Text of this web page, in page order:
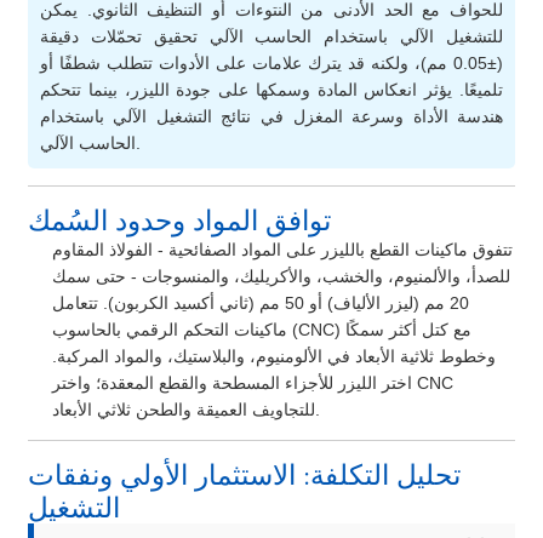
للحواف مع الحد الأدنى من النتوءات أو التنظيف الثانوي. يمكن
للتشغيل الآلي باستخدام الحاسب الآلي تحقيق تحمّلات دقيقة
(±0.05 مم)، ولكنه قد يترك علامات على الأدوات تتطلب شطفًا أو
تلميعًا. يؤثر انعكاس المادة وسمكها على جودة الليزر، بينما تتحكم
هندسة الأداة وسرعة المغزل في نتائج التشغيل الآلي باستخدام
الحاسب الآلي.
توافق المواد وحدود السُمك
تتفوق ماكينات القطع بالليزر على المواد الصفائحية - الفولاذ المقاوم
للصدأ، والألمنيوم، والخشب، والأكريليك، والمنسوجات - حتى سمك
20 مم (ليزر الألياف) أو 50 مم (ثاني أكسيد الكربون). تتعامل
ماكينات التحكم الرقمي بالحاسوب (CNC) مع كتل أكثر سمكًا
وخطوط ثلاثية الأبعاد في الألومنيوم، والبلاستيك، والمواد المركبة.
اختر الليزر للأجزاء المسطحة والقطع المعقدة؛ واختر CNC
للتجاويف العميقة والطحن ثلاثي الأبعاد.
تحليل التكلفة: الاستثمار الأولي ونفقات
التشغيل